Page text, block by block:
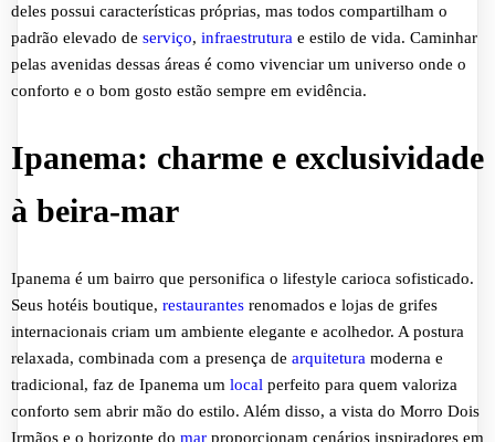
deles possui características próprias, mas todos compartilham o
padrão elevado de serviço, infraestrutura e estilo de vida. Caminhar
pelas avenidas dessas áreas é como vivenciar um universo onde o
conforto e o bom gosto estão sempre em evidência.
Ipanema: charme e exclusividade
à beira-mar
Ipanema é um bairro que personifica o lifestyle carioca sofisticado.
Seus hotéis boutique, restaurantes renomados e lojas de grifes
internacionais criam um ambiente elegante e acolhedor. A postura
relaxada, combinada com a presença de arquitetura moderna e
tradicional, faz de Ipanema um local perfeito para quem valoriza
conforto sem abrir mão do estilo. Além disso, a vista do Morro Dois
Irmãos e o horizonte do mar proporcionam cenários inspiradores em